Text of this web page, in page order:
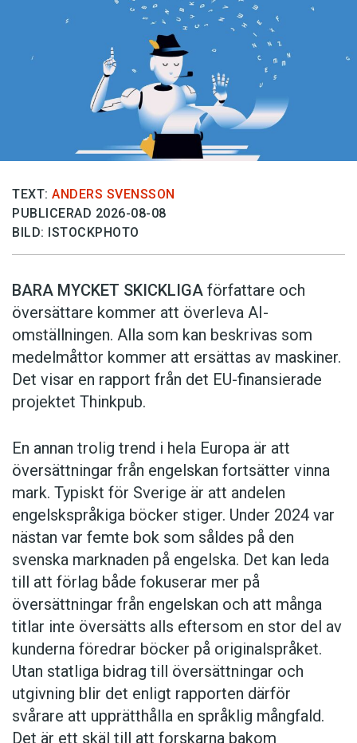
TEXT: ANDERS SVENSSON
PUBLICERAD 2026-08-08
BILD: ISTOCKPHOTO
BARA MYCKET SKICKLIGA författare och
översättare ­kommer att överleva AI-
omställningen. Alla som kan beskrivas som
medelmåttor kommer att ersättas av maskiner.
Det visar en rapport från det EU-finansierade
projektet Thinkpub.
En annan trolig trend i hela Europa är att
översättningar från engelskan fortsätter vinna
mark. Typiskt för Sverige är att andelen
engelskspråkiga böcker stiger. Under 2024 var
nästan var femte bok som såldes på den
svenska marknaden på engelska. Det kan leda
till att förlag både fokuserar mer på
översättningar från engelskan och att många
titlar inte översätts alls eftersom en stor del av
kunderna föredrar böcker på originalspråket.
Utan statliga bidrag till översättningar och
utgivning blir det enligt rapporten därför
svårare att upprätthålla en språklig mångfald.
Det är ett skäl till att forskarna bakom